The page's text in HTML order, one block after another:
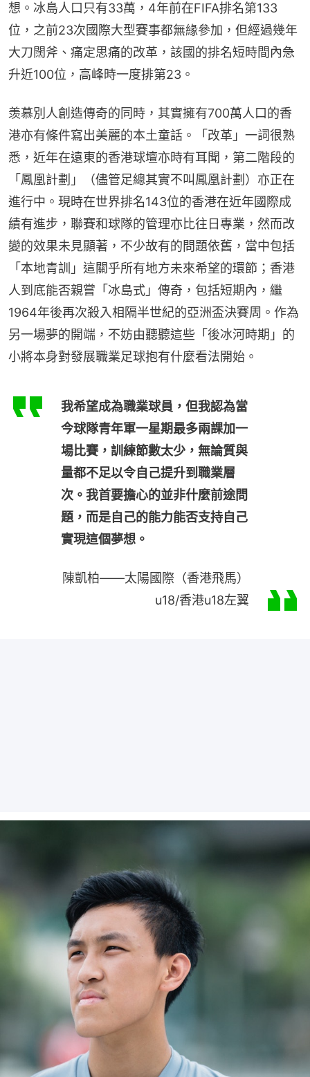
想。冰島人口只有33萬，4年前在FIFA排名第133
位，之前23次國際大型賽事都無緣參加，但經過幾年
大刀闊斧、痛定思痛的改革，該國的排名短時間內急
升近100位，高峰時一度排第23。
羡慕別人創造傳奇的同時，其實擁有700萬人口的香
港亦有條件寫出美麗的本土童話。「改革」一詞很熟
悉，近年在遠東的香港球壇亦時有耳聞，第二階段的
「鳳凰計劃」（儘管足總其實不叫鳳凰計劃）亦正在
進行中。現時在世界排名143位的香港在近年國際成
績有進步，聯賽和球隊的管理亦比往日專業，然而改
變的效果未見顯著，不少故有的問題依舊，當中包括
「本地青訓」這關乎所有地方未來希望的環節；香港
人到底能否親嘗「冰島式」傳奇，包括短期內，繼
1964年後再次殺入相隔半世紀的亞洲盃決賽周。作為
另一場夢的開端，不妨由聽聽這些「後冰河時期」的
小將本身對發展職業足球抱有什麼看法開始。
我希望成為職業球員，但我認為當
今球隊青年軍一星期最多兩課加一
場比賽，訓練節數太少，無論質與
量都不足以令自己提升到職業層
次。我首要擔心的並非什麼前途問
題，而是自己的能力能否支持自己
實現這個夢想。
陳凱柏——太陽國際（香港飛馬）
u18/香港u18左翼